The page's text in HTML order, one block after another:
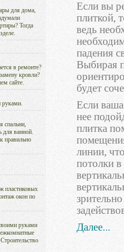
для дома,
Тогда
в ремонте?
кровли?
сайте.
руками.
спальни,
для ванной.
правильно
пластиковых
окон по
руками
Если вы
плиткой,
ведь
падения
Выбирая
будет
Если ваша
нее
плитка
линии,
потолки в
Далее...